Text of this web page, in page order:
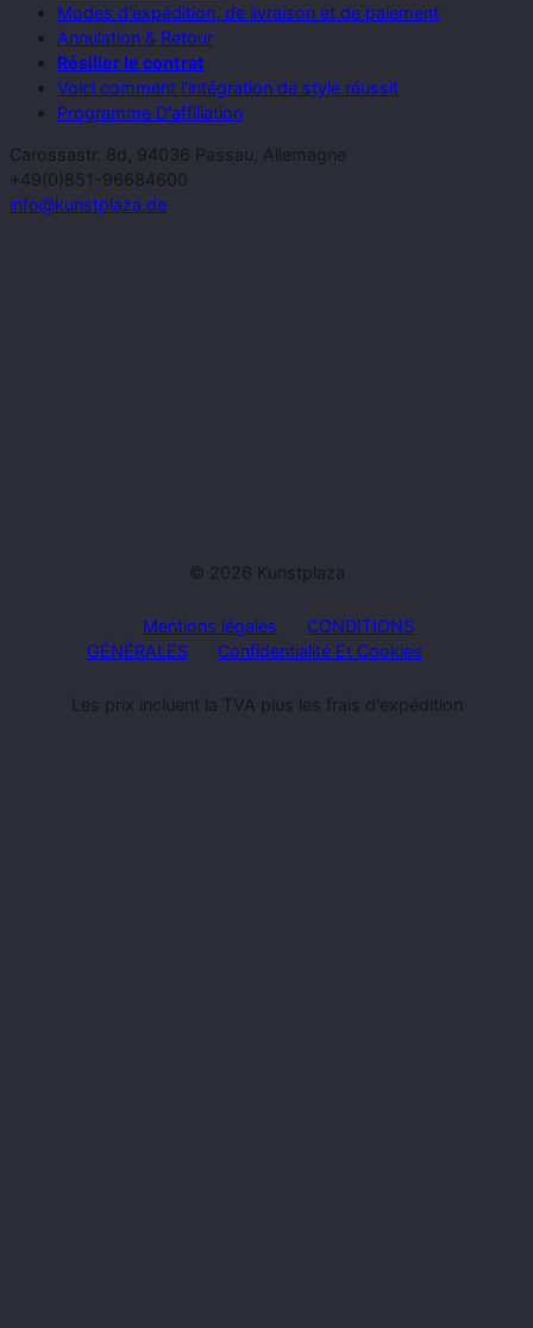
Modes d'expédition, de livraison et de paiement
Annulation & Retour
Résilier le contrat
Voici comment l'intégration de style réussit
Programme D'affiliation
Carossastr. 8d, 94036 Passau, Allemagne
+49(0)851-96684600
info@kunstplaza.de
© 2026 Kunstplaza
Mentions légales
CONDITIONS
GÉNÉRALES
Confidentialité Et Cookies
Les prix incluent la TVA plus les frais d'expédition